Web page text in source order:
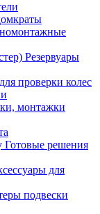
Резервуары
проверки колес
монтажки
Готовые решения
для
подвески